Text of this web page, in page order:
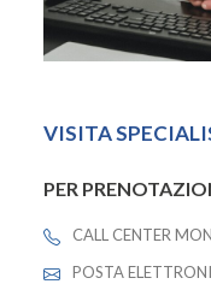
VISITA
PER
CALL CENTER
POSTA